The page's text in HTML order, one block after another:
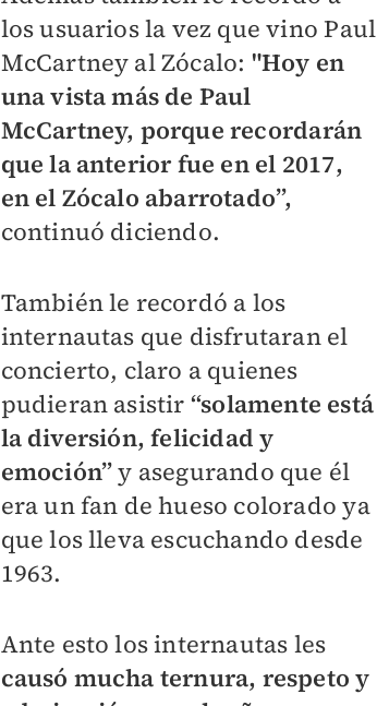
los usuarios la vez que vino Paul
McCartney al Zócalo: "Hoy en
una vista más de Paul
McCartney, porque recordarán
que la anterior fue en el 2017,
en el Zócalo abarrotado”,
continuó diciendo.
También le recordó a los
internautas que disfrutaran el
concierto, claro a quienes
pudieran asistir “solamente está
la diversión, felicidad y
emoción”y asegurando que él
era un fan de hueso colorado ya
que los lleva escuchando desde
1963.
Ante esto los internautas les
causó mucha ternura, respeto y